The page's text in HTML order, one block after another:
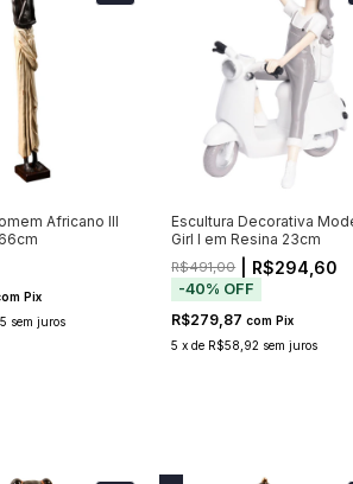
Africano III
Pix
sem juros
Escultura Decorativa
Girl I em Resina 23cm
R$491,00| R$294,60
-40% OFF
R$279,87com Pix
5 xde R$58,92 sem juros